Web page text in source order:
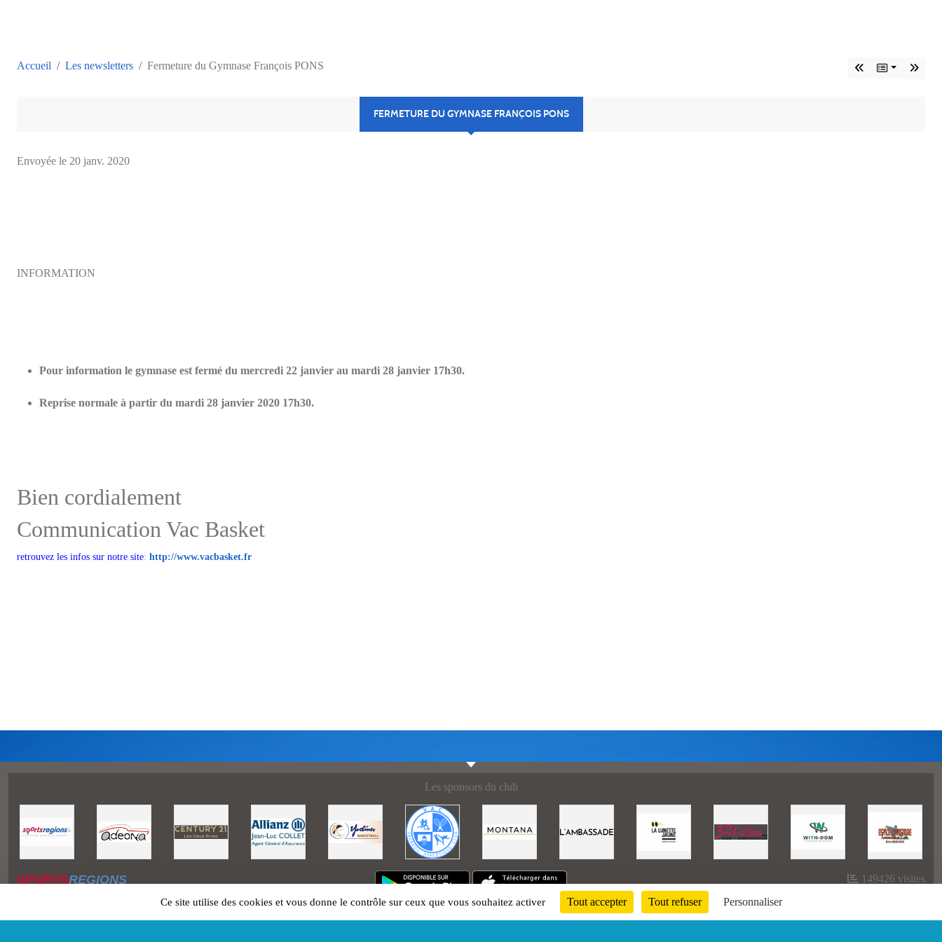
Accueil Les newsletters Fermeture du Gymnase François PONS
FERMETURE DU GYMNASE FRANÇOIS PONS
Envoyée le 20 janv. 2020
INFORMATION
Pour information le gymnase est fermé du mercredi 22 janvier au mardi 28 janvier 17h30.
Reprise normale à partir du mardi 28 janvier 2020 17h30.
Bien cordialement
Communication Vac Basket
retrouvez les infos sur notre site: http://www.vacbasket.fr
Les sponsors du club
SPORTSREGIONS 149426 visites
Ce site utilise des cookies et vous donne le contrôle sur ceux que vous souhaitez activer Tout accepter Tout refuser Personnaliser